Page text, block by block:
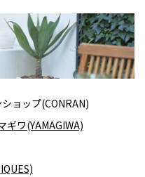
ョップ(CONRAN)
ギワ(YAMAGIWA)